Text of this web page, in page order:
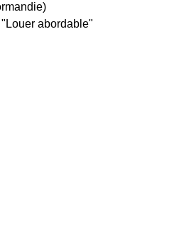
abordable"